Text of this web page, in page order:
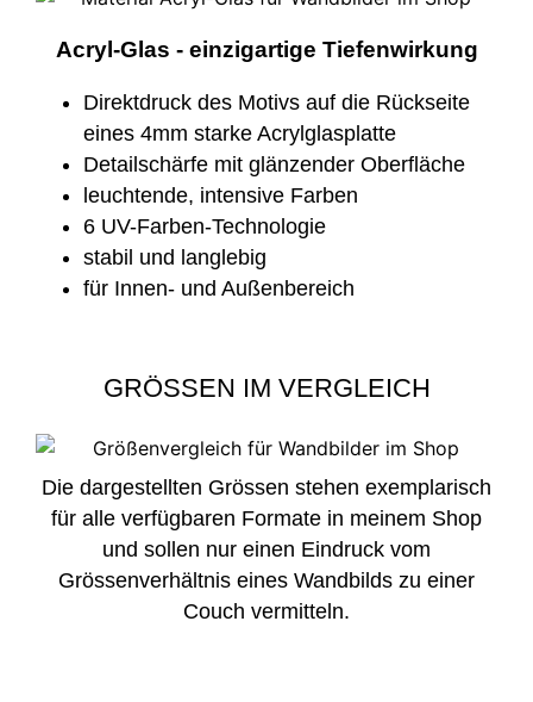
Acryl-Glas - einzigartige Tiefenwirkung
Direktdruck des Motivs auf die Rückseite
eines 4mm starke Acrylglasplatte
Detailschärfe mit glänzender Oberfläche
leuchtende, intensive Farben
6 UV-Farben-Technologie
stabil und langlebig
für Innen- und Außenbereich
GRÖSSEN IM VERGLEICH
Die dargestellten Grössen stehen exemplarisch
für alle verfügbaren Formate in meinem Shop
und sollen nur einen Eindruck vom
Grössenverhältnis eines Wandbilds zu einer
Couch vermitteln.